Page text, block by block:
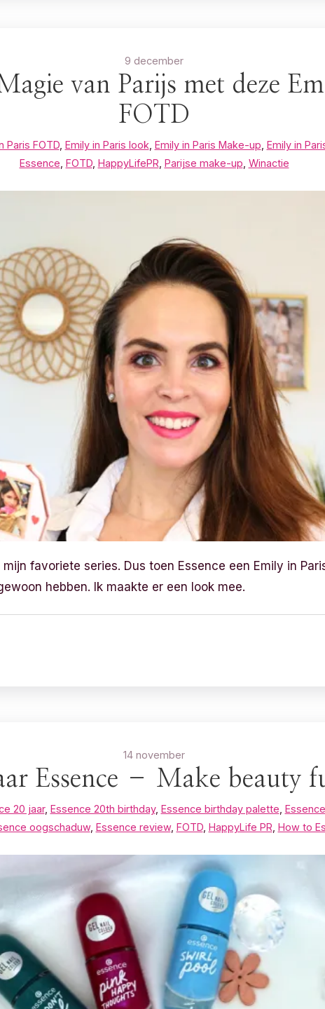
9 december
van Parijs met deze
FOTD
Paris FOTD, Emily in Paris look Emily in Paris Make-up Emily in
Essence FOTD, HappyLifePR Parijse make-up Winactie
mijn favoriete series. Dus toen Essence een Emily in
hebben. Ik maakte er een look mee.
14 november
Essence – Make beauty
20 jaar, Essence 20th birthday, Essence birthday palette
oogschaduw, Essence review, FOTD, HappyLife PR How to